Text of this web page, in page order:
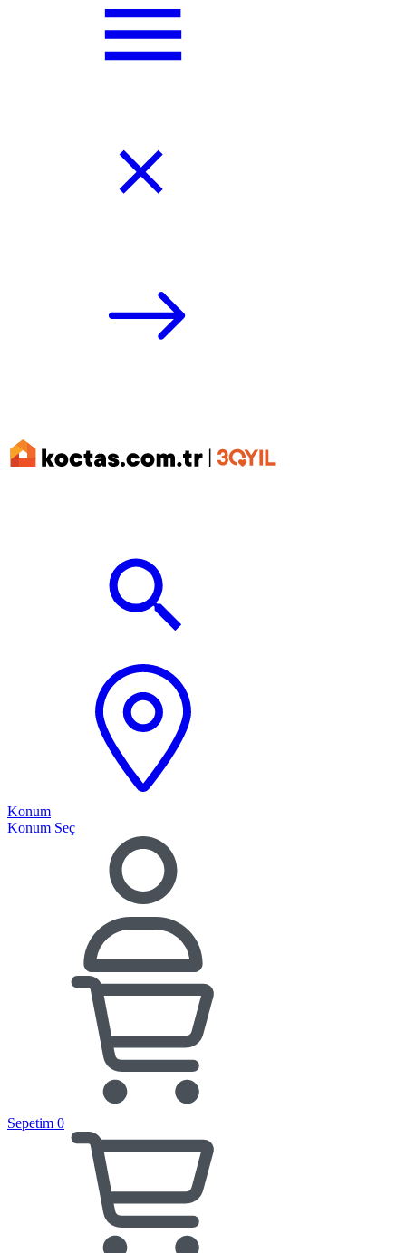
Konum
Konum Seç
Sepetim 0